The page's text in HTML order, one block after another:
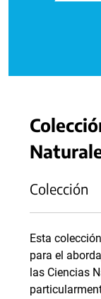
Colección
Esta
para el
las Ciencias